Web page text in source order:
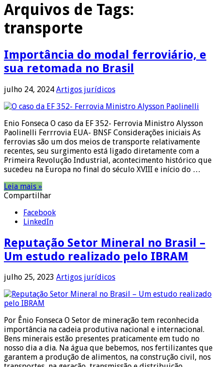
Arquivos de Tags:
transporte
Importância do modal ferroviário, e
sua retomada no Brasil
julho 24, 2024 Artigos jurídicos
Enio Fonseca O caso da EF 352- Ferrovia Ministro Alysson
Paolinelli Ferrrovia EUA- BNSF Considerações iniciais As
ferrovias são um dos meios de transporte relativamente
recentes, seu surgimento está ligado diretamente com a
Primeira Revolução Industrial, acontecimento histórico que
sucedeu na Europa no final do século XVIII e início do …
Leia mais »
Compartilhar
Facebook
LinkedIn
Reputação Setor Mineral no Brasil –
Um estudo realizado pelo IBRAM
julho 25, 2023 Artigos jurídicos
Por Ênio Fonseca O Setor de mineração tem reconhecida
importância na cadeia produtiva nacional e internacional.
Bens minerais estão presentes praticamente em tudo no
nosso dia a dia. Na água que bebemos, nos fertilizantes que
garantem a produção de alimentos, na construção civil, nos